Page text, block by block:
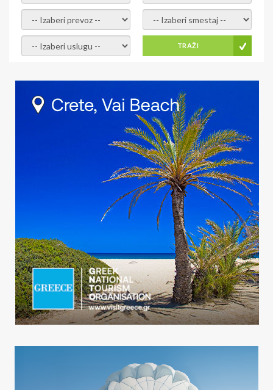
- izaberi prevoz - - Izaberite smestaj -
- Izaberite uslugu - TRAŽI